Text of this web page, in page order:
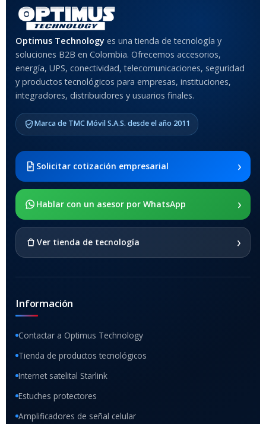
Anti-Shock
MODELO DE TABLETS
COMPATIBLES
2021 SM-x200 / Samsung
Galaxy Tab A8 10.5 2021 SM-
x205
SOPORTE DE APOYO
Optimus Technology es una tienda de tecnología y
soluciones B2B en Colombia. Ofrecemos accesorios,
energía, UPS, conectividad, telecomunicaciones, seguridad
y productos tecnológicos para empresas, instituciones,
integradores, distribuidores y usuarios finales.
Marca de TMC Móvil S.A.S. desde el año 2011
Solicitar cotización empresarial ›
Hablar con un asesor por WhatsApp ›
Ver tienda de tecnología ›
Información
Contactar a Optimus Technology
Tienda de productos tecnológicos
Internet satelital Starlink
Estuches protectores
Amplificadores de señal celular